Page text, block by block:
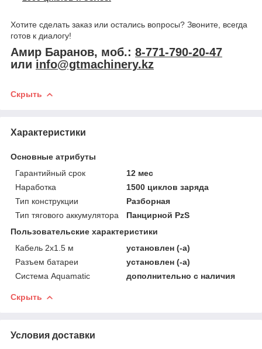
Хотите сделать заказ или остались вопросы? Звоните, всегда
готов к диалогу!
Амир Баранов, моб.: 8-771-790-20-47
или info@gtmachinery.kz
Скрыть
Характеристики
Основные атрибуты
Гарантийный срок
12 мес
Наработка
1500 циклов заряда
Тип конструкции
Разборная
Тип тягового аккумулятора
Панцирной PzS
Пользовательские характеристики
Кабель 2х1.5 м
установлен (-а)
Разъем батареи
установлен (-а)
Система Aquamatic
дополнительно с наличия
Скрыть
Условия доставки